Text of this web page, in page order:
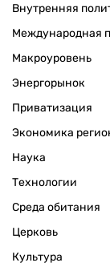
Внутренняя
Международная
Макроуровень
Энергорынок
Приватизация
Экономика
Наука
Технологии
Среда обитания
Церковь
Культура